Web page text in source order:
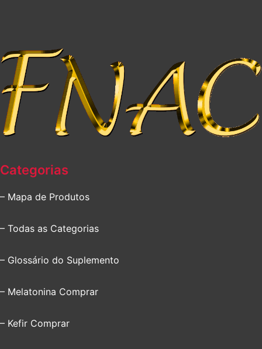
Categorias
– Mapa de Produtos
– Todas as Categorias
– Glossário do Suplemento
– Melatonina Comprar
– Kefir Comprar